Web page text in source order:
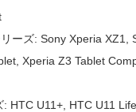
ーズ: Sony Xperia XZ1,
Xperia Z3 Tablet
: HTC U11+, HTC U11